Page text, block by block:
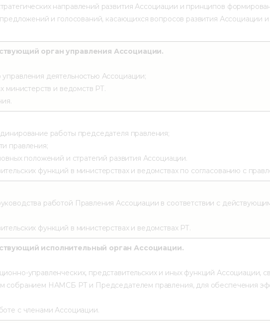
направлений развития Ассоциации и принципов
и голосований, касающихся вопросов развития Ассоциации
орган управления Ассоциации.
деятельностью Ассоциации;
министерств и ведомств РТ.
работы председателя правления;
правления;
положений и стратегий развития Ассоциации.
функций в министерствах и ведомствах по согласованию с
работой Правления Ассоциации в соответствии с
функций в министерствах и ведомствах РТ.
исполнительный орган Ассоциации.
управленческих, представительских и иных функций Ассоциации,
собранием НАМСБ РТ и Председателем правления, для обеспечения
с членами Ассоциации.